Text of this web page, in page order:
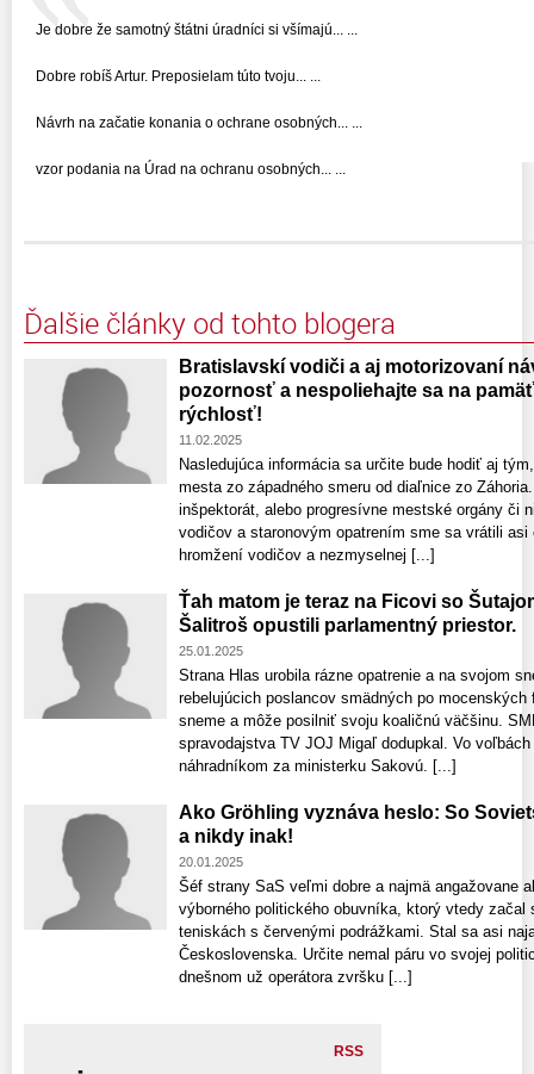
Je dobre že samotný štátni úradníci si všímajú... ...
Dobre robíš Artur. Preposielam túto tvoju... ...
Návrh na začatie konania o ochrane osobných... ...
vzor podania na Úrad na ochranu osobných... ...
Ďalšie články od tohto blogera
Bratislavskí vodiči a aj motorizovaní
pozornosť a nespoliehajte sa na
rýchlosť!
11.02.2025
Nasledujúca informácia sa určite bude hodiť aj
mesta zo západného smeru od diaľnice zo
inšpektorát, alebo progresívne mestské orgány či
vodičov a staronovým opatrením sme sa vrátili
hromžení vodičov a nezmyselnej [...]
Ťah matom je teraz na Ficovi so
Šalitroš opustili parlamentný priestor.
25.01.2025
Strana Hlas urobila rázne opatrenie a na svojom
rebelujúcich poslancov smädných po
sneme a môže posilniť svoju koaličnú väčšinu.
spravodajstva TV JOJ Migaľ dodupkal. Vo
náhradníkom za ministerku Sakovú. [...]
Ako Gröhling vyznáva heslo: So
a nikdy inak!
20.01.2025
Šéf strany SaS veľmi dobre a najmä angažovane
výborného politického obuvníka, ktorý vtedy začal
teniskách s červenými podrážkami. Stal sa asi
Československa. Určite nemal páru vo svojej
dnešnom už operátora zvršku [...]
RSS